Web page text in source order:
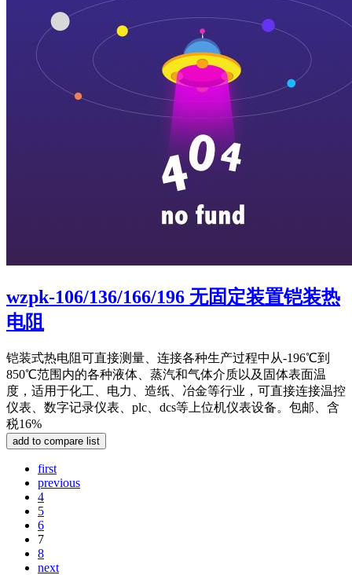
wzpk-106/136/166/196 无固定装置铠装热
电阻
铠装式热电阻可直接测量、连接各种生产过程中从-196℃到
850℃范围内的各种液体、蒸汽和气体介质以及固体表面温
度，适用于化工、电力、造纸、冶金等行业，可直接连接温控
仪表、数字记录仪表、plc、dcs等上位机仪表设备。包邮、含
税16%
first
previous
4
5
6
7
8
next